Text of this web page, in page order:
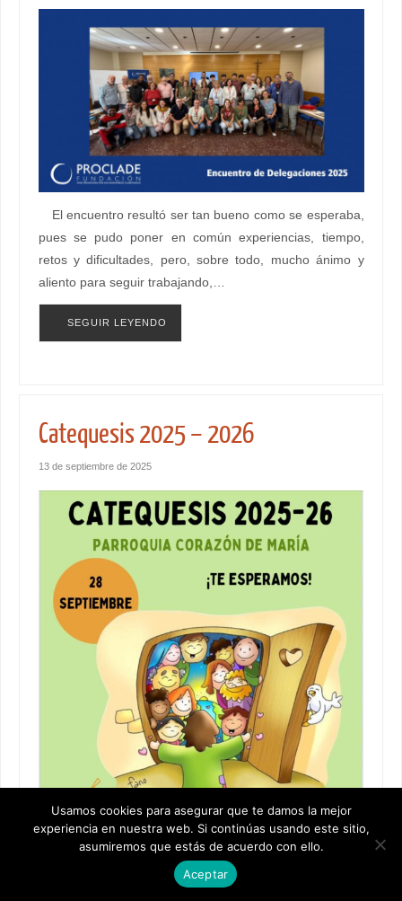
El encuentro resultó ser tan bueno como se esperaba,
pues se pudo poner en común experiencias, tiempo,
retos y dificultades, pero, sobre todo, mucho ánimo y
aliento para seguir trabajando,…
SEGUIR LEYENDO
Catequesis 2025 – 2026
13 de septiembre de 2025
Usamos cookies para asegurar que te damos la mejor
experiencia en nuestra web. Si continúas usando este sitio,
asumiremos que estás de acuerdo con ello.
Aceptar